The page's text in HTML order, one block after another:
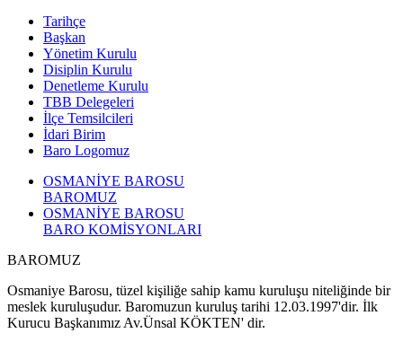
Tarihçe
Başkan
Yönetim Kurulu
Disiplin Kurulu
Denetleme Kurulu
TBB Delegeleri
İlçe Temsilcileri
İdari Birim
Baro Logomuz
OSMANİYE BAROSU
BAROMUZ
OSMANİYE BAROSU
BARO KOMİSYONLARI
BAROMUZ
Osmaniye Barosu, tüzel kişiliğe sahip kamu kuruluşu niteliğinde bir
meslek kuruluşudur. Baromuzun kuruluş tarihi 12.03.1997'dir. İlk
Kurucu Başkanımız Av.Ünsal KÖKTEN' dir.